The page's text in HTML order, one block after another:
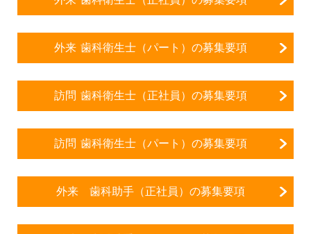
外来 歯科衛生士（パート）の募集要項
訪問 歯科衛生士（正社員）の募集要項
訪問 歯科衛生士（パート）の募集要項
外来 歯科助手（正社員）の募集要項